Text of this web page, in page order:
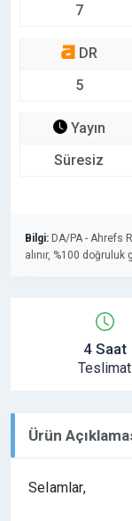
7
DR
5
Yayın
Süresiz
Bilgi: DA/PA - Ahrefs
alınır, %100
4 Saat
Teslimat
Ürün
Selamlar,